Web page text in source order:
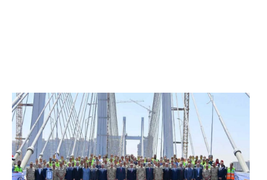
الرئيس عبد الفتاح السيسي يفتتح محور روض الفرج
وكوبري تحيا مصر